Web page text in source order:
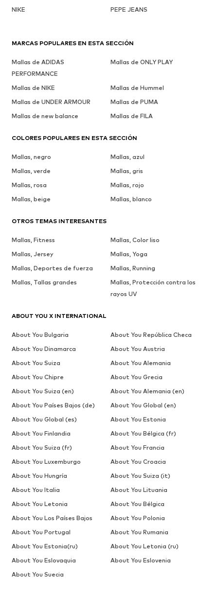
NIKE
PEPE JEANS
MARCAS POPULARES EN ESTA SECCIÓN
Mallas de ADIDAS
PERFORMANCE
Mallas de ONLY PLAY
Mallas de NIKE
Mallas de Hummel
Mallas de UNDER ARMOUR
Mallas de PUMA
Mallas de new balance
Mallas de FILA
COLORES POPULARES EN ESTA SECCIÓN
Mallas, negro
Mallas, azul
Mallas, verde
Mallas, gris
Mallas, rosa
Mallas, rojo
Mallas, beige
Mallas, blanco
OTROS TEMAS INTERESANTES
Mallas, Fitness
Mallas, Color liso
Mallas, Jersey
Mallas, Yoga
Mallas, Deportes de fuerza
Mallas, Running
Mallas, Tallas grandes
Mallas, Protección contra los
rayos UV
ABOUT YOU X INTERNATIONAL
About You Bulgaria
About You República Checa
About You Dinamarca
About You Austria
About You Suiza
About You Alemania
About You Chipre
About You Grecia
About You Suiza (en)
About You Alemania (en)
About You Países Bajos (de)
About You Global (en)
About You Global (es)
About You Estonia
About You Finlandia
About You Bélgica (fr)
About You Suiza (fr)
About You Francia
About You Luxemburgo
About You Croacia
About You Hungría
About You Suiza (it)
About You Italia
About You Lituania
About You Letonia
About You Bélgica
About You Los Países Bajos
About You Polonia
About You Portugal
About You Rumania
About You Estonia(ru)
About You Letonia (ru)
About You Eslovaquia
About You Eslovenia
About You Suecia